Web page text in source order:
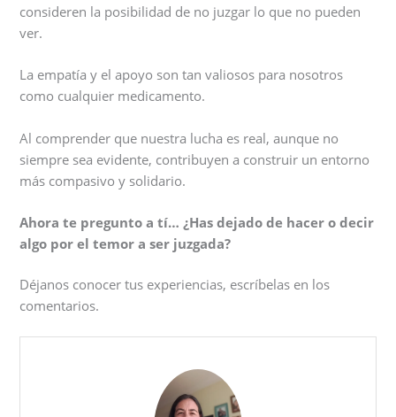
consideren la posibilidad de no juzgar lo que no pueden
ver.
La empatía y el apoyo son tan valiosos para nosotros
como cualquier medicamento.
Al comprender que nuestra lucha es real, aunque no
siempre sea evidente, contribuyen a construir un entorno
más compasivo y solidario.
Ahora te pregunto a tí… ¿Has dejado de hacer o decir
algo por el temor a ser juzgada?
Déjanos conocer tus experiencias, escríbelas en los
comentarios.